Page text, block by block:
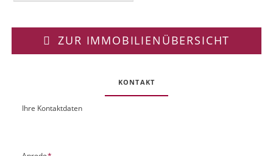
ZUR IMMOBILIENÜBERSICHT
KONTAKT
OUIhre Kontaktdaten